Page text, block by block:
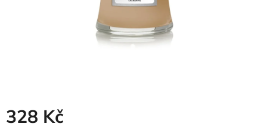
328 Kč